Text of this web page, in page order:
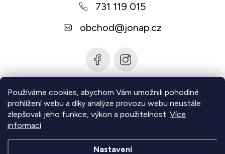
Používáme cookies, abychom Vám umožnili pohodlné
prohlížení webu a díky analýze provozu webu neustále
zlepšovali jeho funkce, výkon a použitelnost. Více
informací
Nastavení
731 119 015
obchod@jonap.cz
Informace pro vás
Zjistěte více